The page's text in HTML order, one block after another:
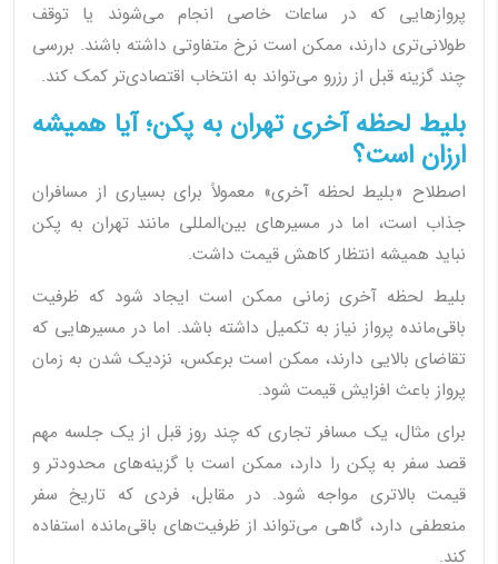
پروازهایی که در ساعات خاصی انجام می‌شوند یا توقف
طولانی‌تری دارند، ممکن است نرخ متفاوتی داشته باشند. بررسی
چند گزینه قبل از رزرو می‌تواند به انتخاب اقتصادی‌تر کمک کند.
بلیط لحظه آخری تهران به پکن؛ آیا همیشه
ارزان است؟
اصطلاح «بلیط لحظه آخری» معمولاً برای بسیاری از مسافران
جذاب است، اما در مسیرهای بین‌المللی مانند تهران به پکن
نباید همیشه انتظار کاهش قیمت داشت.
بلیط لحظه آخری زمانی ممکن است ایجاد شود که ظرفیت
باقی‌مانده پرواز نیاز به تکمیل داشته باشد. اما در مسیرهایی که
تقاضای بالایی دارند، ممکن است برعکس، نزدیک شدن به زمان
پرواز باعث افزایش قیمت شود.
برای مثال، یک مسافر تجاری که چند روز قبل از یک جلسه مهم
قصد سفر به پکن را دارد، ممکن است با گزینه‌های محدودتر و
قیمت بالاتری مواجه شود. در مقابل، فردی که تاریخ سفر
منعطفی دارد، گاهی می‌تواند از ظرفیت‌های باقی‌مانده استفاده
کند.